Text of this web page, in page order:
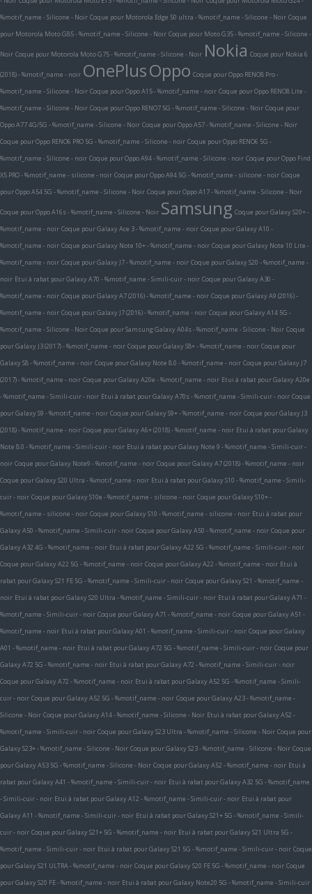
%motif_name - Silicone - Noir Coque pour Motorola Edge 50 ultra - %motif_name - Silicone - Noir Coque
pour Motorola Moto G85 - %motif_name - Silicone - Noir Coque pour Moto G35 - %motif_name - Silicone -
Noir Coque pour Motorola Moto G75 - %motif_name - Silicone - Noir Nokia Coque pour Nokia 6
(2018) - %motif_name - noir OnePlusOppo Coque pour Oppo RENO8 Pro -
%motif_name - Silicone - Noir Coque pour Oppo A15 - %motif_name - noir Coque pour Oppo RENO8 Lite -
%motif_name - Silicone - Noir Coque pour Oppo RENO7 5G - %motif_name - Silicone - Noir Coque pour
Oppo A77 4G/5G - %motif_name - Silicone - Noir Coque pour Oppo A57 - %motif_name - Silicone - Noir
Coque pour Oppo RENO6 PRO 5G - %motif_name - Silicone - noir Coque pour Oppo RENO6 5G -
%motif_name - Silicone - noir Coque pour Oppo A94 - %motif_name - Silicone - noir Coque pour Oppo Find
X5 PRO - %motif_name - silicone - noir Coque pour Oppo A94 5G - %motif_name - silicone - noir Coque
pour Oppo A54 5G - %motif_name - Silicone - Noir Coque pour Oppo A17 - %motif_name - Silicone - Noir
Coque pour Oppo A16s - %motif_name - Silicone - Noir Samsung Coque pour Galaxy S20+ -
%motif_name - noir Coque pour Galaxy Ace 3 - %motif_name - noir Coque pour Galaxy A10 -
%motif_name - noir Coque pour Galaxy Note 10+ - %motif_name - noir Coque pour Galaxy Note 10 Lite -
%motif_name - noir Coque pour Galaxy J7 - %motif_name - noir Coque pour Galaxy S20 - %motif_name -
noir Etui à rabat pour Galaxy A70 - %motif_name - Simili-cuir - noir Coque pour Galaxy A30 -
%motif_name - noir Coque pour Galaxy A7 (2016) - %motif_name - noir Coque pour Galaxy A9 (2016) -
%motif_name - noir Coque pour Galaxy J7 (2016) - %motif_name - noir Coque pour Galaxy A14 5G -
%motif_name - Silicone - Noir Coque pour Samsung Galaxy A04s - %motif_name - Silicone - Noir Coque
pour Galaxy J3 (2017) - %motif_name - noir Coque pour Galaxy S8+ - %motif_name - noir Coque pour
Galaxy S8 - %motif_name - noir Coque pour Galaxy Note 8.0 - %motif_name - noir Coque pour Galaxy J7
(2017) - %motif_name - noir Coque pour Galaxy A20e - %motif_name - noir Etui à rabat pour Galaxy A20e
- %motif_name - Simili-cuir - noir Etui à rabat pour Galaxy A70s - %motif_name - Simili-cuir - noir Coque
pour Galaxy S9 - %motif_name - noir Coque pour Galaxy S9+ - %motif_name - noir Coque pour Galaxy J3
(2018) - %motif_name - noir Coque pour Galaxy A6+ (2018) - %motif_name - noir Etui à rabat pour Galaxy
Note 8.0 - %motif_name - Simili-cuir - noir Etui à rabat pour Galaxy Note 9 - %motif_name - Simili-cuir -
noir Coque pour Galaxy Note9 - %motif_name - noir Coque pour Galaxy A7 (2018) - %motif_name - noir
Coque pour Galaxy S20 Ultra - %motif_name - noir Etui à rabat pour Galaxy S10 - %motif_name - Simili-
cuir - noir Coque pour Galaxy S10e - %motif_name - silicone - noir Coque pour Galaxy S10+ -
%motif_name - silicone - noir Coque pour Galaxy S10 - %motif_name - silicone - noir Etui à rabat pour
Galaxy A50 - %motif_name - Simili-cuir - noir Coque pour Galaxy A50 - %motif_name - noir Coque pour
Galaxy A32 4G - %motif_name - noir Etui à rabat pour Galaxy A22 5G - %motif_name - Simili-cuir - noir
Coque pour Galaxy A22 5G - %motif_name - noir Coque pour Galaxy A22 - %motif_name - noir Etui à
rabat pour Galaxy S21 FE 5G - %motif_name - Simili-cuir - noir Coque pour Galaxy S21 - %motif_name -
noir Etui à rabat pour Galaxy S20 Ultra - %motif_name - Simili-cuir - noir Etui à rabat pour Galaxy A71 -
%motif_name - Simili-cuir - noir Coque pour Galaxy A71 - %motif_name - noir Coque pour Galaxy A51 -
%motif_name - noir Etui à rabat pour Galaxy A01 - %motif_name - Simili-cuir - noir Coque pour Galaxy
A01 - %motif_name - noir Etui à rabat pour Galaxy A72 5G - %motif_name - Simili-cuir - noir Coque pour
Galaxy A72 5G - %motif_name - noir Etui à rabat pour Galaxy A72 - %motif_name - Simili-cuir - noir
Coque pour Galaxy A72 - %motif_name - noir Etui à rabat pour Galaxy A52 5G - %motif_name - Simili-
cuir - noir Coque pour Galaxy A52 5G - %motif_name - noir Coque pour Galaxy A23 - %motif_name -
Silicone - Noir Coque pour Galaxy A14 - %motif_name - Silicone - Noir Etui à rabat pour Galaxy A52 -
%motif_name - Simili-cuir - noir Coque pour Galaxy S23 Ultra - %motif_name - Silicone - Noir Coque pour
Galaxy S23+ - %motif_name - Silicone - Noir Coque pour Galaxy S23 - %motif_name - Silicone - Noir Coque
pour Galaxy A53 5G - %motif_name - Silicone - Noir Coque pour Galaxy A52 - %motif_name - noir Etui à
rabat pour Galaxy A41 - %motif_name - Simili-cuir - noir Etui à rabat pour Galaxy A32 5G - %motif_name
- Simili-cuir - noir Etui à rabat pour Galaxy A12 - %motif_name - Simili-cuir - noir Etui à rabat pour
Galaxy A11 - %motif_name - Simili-cuir - noir Etui à rabat pour Galaxy S21+ 5G - %motif_name - Simili-
cuir - noir Coque pour Galaxy S21+ 5G - %motif_name - noir Etui à rabat pour Galaxy S21 Ultra 5G -
%motif_name - Simili-cuir - noir Etui à rabat pour Galaxy S21 5G - %motif_name - Simili-cuir - noir Coque
pour Galaxy S21 ULTRA - %motif_name - noir Coque pour Galaxy S20 FE 5G - %motif_name - noir Coque
pour Galaxy S20 FE - %motif_name - noir Etui à rabat pour Galaxy Note20 5G - %motif_name - Simili-cuir